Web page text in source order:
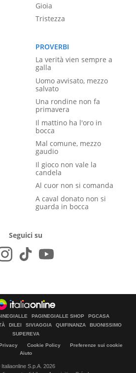
Gioia
Tristezza
PROVERBI
La verità vien sempre a
galla
Uomo avvisato, mezzo
salvato
Una rondine non fa
primavera
Il mattino ha l'oro in
bocca
Mal comune, mezzo
gaudio
Il gioco non vale la
candela
Al cuor non si comanda
A caval donato non si
guarda in bocca
Seguici su
PAGINEGIALLE SHOP
PGCASA
DILEI SIVIAGGIA QUIFINANZA
BUONISSIMO
SUPEREVA
Privacy Cookie Policy
Preferenze sui cookie
Aiuto
S.p.A. 2026